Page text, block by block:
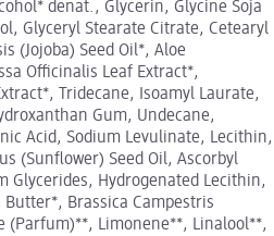
denat., Glycerin, Glycine Soja
Glyceryl Stearate Citrate, Cetearyl
(Jojoba) Seed Oil*, Aloe
Officinalis Leaf Extract*,
Tridecane, Isoamyl Laurate,
Gum, Undecane,
Acid, Sodium Levulinate, Lecithin,
(Sunflower) Seed Oil, Ascorbyl
Glycerides, Hydrogenated Lecithin,
Brassica Campestris
(Parfum)**, Limonene**, Linalool**,